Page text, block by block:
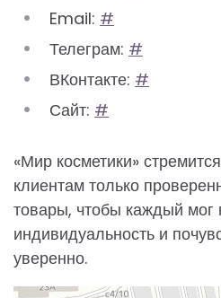
Email: #
Телеграм: #
ВКонтакте: #
Сайт: #
«Мир косметики»
клиентам только
товары, чтобы каждый мог
индивидуальность и
уверенно.